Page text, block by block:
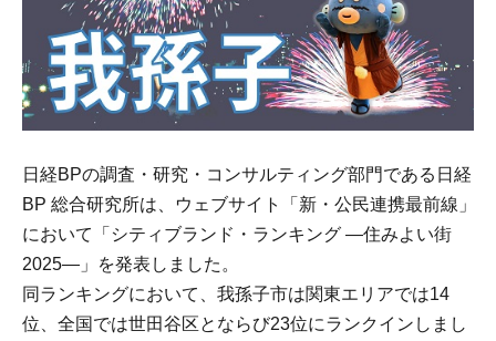
日経BPの調査・研究・コンサルティング部門である日経
BP 総合研究所は、ウェブサイト「新・公民連携最前線」
において「シティブランド・ランキング ―住みよい街
2025―」を発表しました。
同ランキングにおいて、我孫子市は関東エリアでは14
位、全国では世田谷区とならび23位にランクインしまし